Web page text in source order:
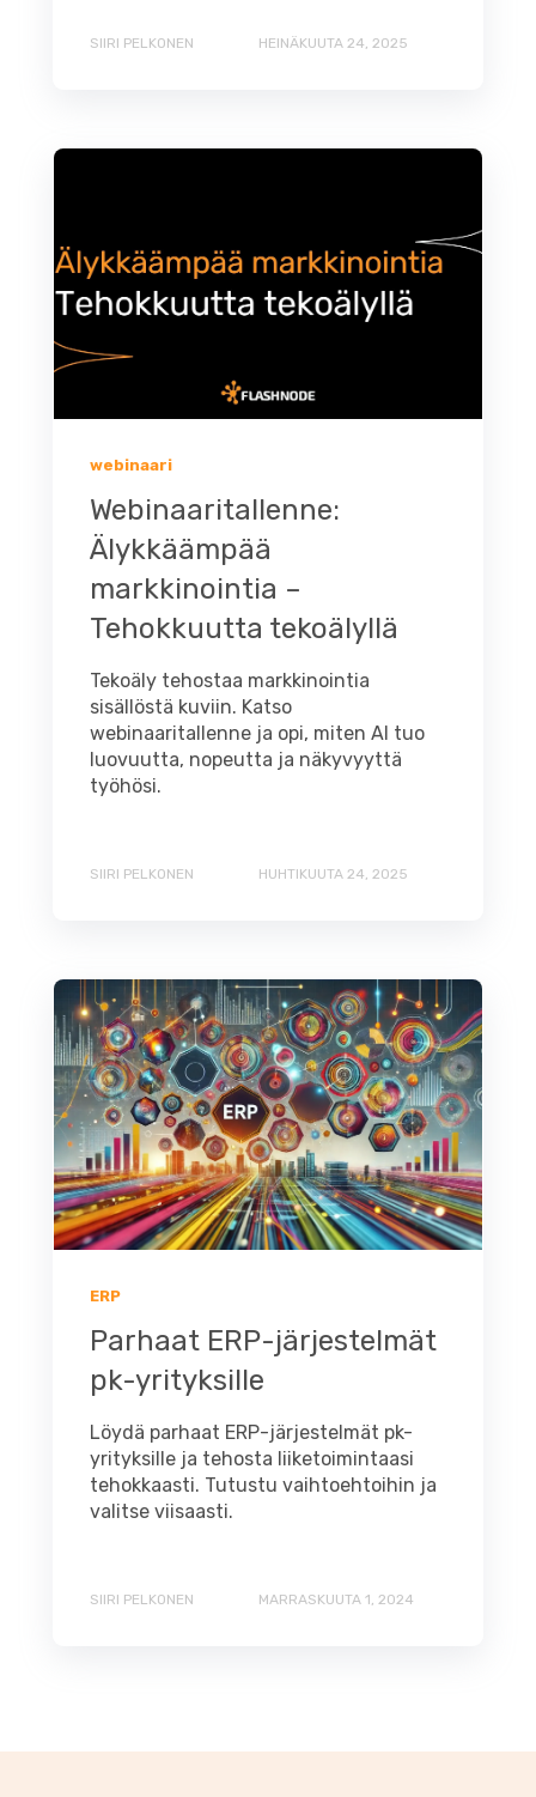
SIIRI PELKONEN HEINÄKUUTA 24, 2025
webinaari
Webinaaritallenne:
Älykkäämpää
markkinointia –
Tehokkuutta tekoälyllä
Tekoäly tehostaa markkinointia
sisällöstä kuviin. Katso
webinaaritallenne ja opi, miten AI tuo
luovuutta, nopeutta ja näkyvyyttä
työhösi.
SIIRI PELKONEN HUHTIKUUTA 24, 2025
ERP
Parhaat ERP-järjestelmät
pk-yrityksille
Löydä parhaat ERP-järjestelmät pk-
yrityksille ja tehosta liiketoimintaasi
tehokkaasti. Tutustu vaihtoehtoihin ja
valitse viisaasti.
SIIRI PELKONEN MARRASKUUTA 1, 2024